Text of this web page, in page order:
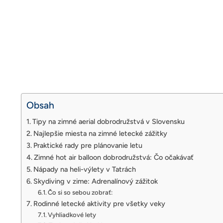
Obsah
Tipy na zimné aerial dobrodružstvá v Slovensku
Najlepšie miesta na zimné letecké zážitky
Praktické rady pre plánovanie letu
Zimné hot air balloon dobrodružstvá: Čo očakávať
Nápady na heli-výlety v Tatrách
Skydiving v zime: Adrenalínový zážitok
Čo si so sebou zobrať:
Rodinné letecké aktivity pre všetky veky
Vyhliadkové lety